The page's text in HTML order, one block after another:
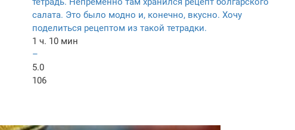
салата. Это было модно и, конечно, вкусно. Хочу
поделиться рецептом из такой тетрадки.
1 ч. 10 мин
–
5.0
106